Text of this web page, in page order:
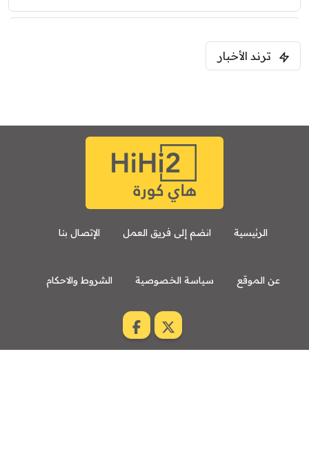
فرينتسفاروشي
8:00 م
مباراة ودية
ترند الأخبار
الرئيسية انضم إلى فريق العمل الإتصال بنا
عن الموقع سياسة الخصوصية الشروط والاحكام